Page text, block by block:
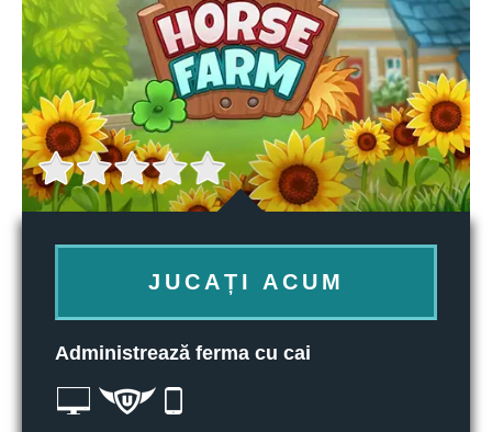
JUCAȚI ACUM
Administrează ferma cu cai